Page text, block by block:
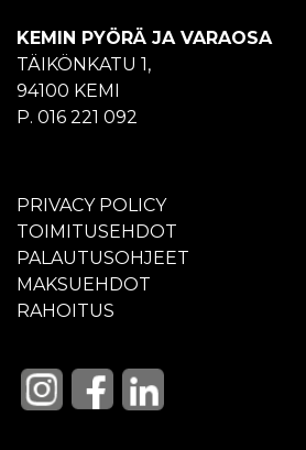
KEMIN PYÖRÄ JA VARAOSA
TÄIKÖNKATU 1,
94100 KEMI
P. 016 221 092
PRIVACY POLICY
TOIMITUSEHDOT
PALAUTUSOHJEET
MAKSUEHDOT
RAHOITUS